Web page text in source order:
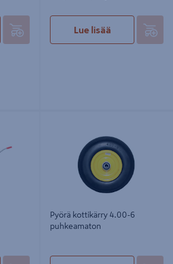
Lue lisää
Pyörä kottikärry 4.00-6
puhkeamaton